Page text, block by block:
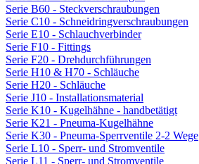
Serie B60 - Steckverschraubungen
Serie C10 - Schneidringverschraubungen
Serie E10 - Schlauchverbinder
Serie F10 - Fittings
Serie F20 - Drehdurchführungen
Serie H10 & H70 - Schläuche
Serie H20 - Schläuche
Serie J10 - Installationsmaterial
Serie K10 - Kugelhähne - handbetätigt
Serie K21 - Pneuma-Kugelhähne
Serie K30 - Pneuma-Sperrventile 2-2 Wege
Serie L10 - Sperr- und Stromventile
Serie L11 - Sperr- und Stromventile